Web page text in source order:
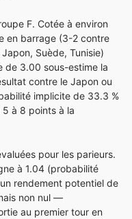
F. Cotée à environ
en barrage (3-2 contre
Suède, Tunisie)
de 3.00 sous-estime la
contre le Japon ou
implicite de 33.3 %
à 8 points à la
pour les parieurs.
à 1.04 (probabilité
rendement potentiel de
non nul —
au premier tour en